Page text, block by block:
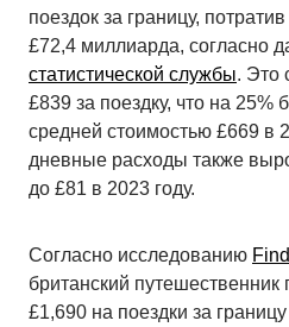
поездок за границу,
£72,4 миллиарда, согласно
статистической службы. Это
£839 за поездку, что на
средней стоимостью £669 в
дневные расходы также
до £81 в 2023 году.
Согласно исследованию
британский путешественник
£1,690 на поездки за